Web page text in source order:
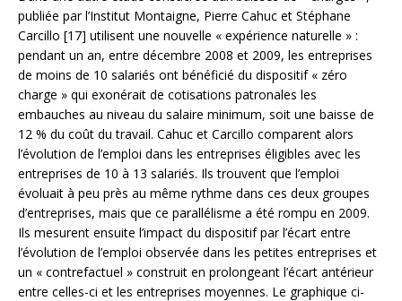
publiée par l’Institut Montaigne, Pierre Cahuc et Stéphane
Carcillo [17] utilisent une nouvelle « expérience naturelle » :
pendant un an, entre décembre 2008 et 2009, les entreprises
de moins de 10 salariés ont bénéficié du dispositif « zéro
charge » qui exonérait de cotisations patronales les
embauches au niveau du salaire minimum, soit une baisse de
12 % du coût du travail. Cahuc et Carcillo comparent alors
l’évolution de l’emploi dans les entreprises éligibles avec les
entreprises de 10 à 13 salariés. Ils trouvent que l’emploi
évoluait à peu près au même rythme dans ces deux groupes
d’entreprises, mais que ce parallélisme a été rompu en 2009.
Ils mesurent ensuite l’impact du dispositif par l’écart entre
l’évolution de l’emploi observée dans les petites entreprises et
un « contrefactuel » construit en prolongeant l’écart antérieur
entre celles-ci et les entreprises moyennes. Le graphique ci-